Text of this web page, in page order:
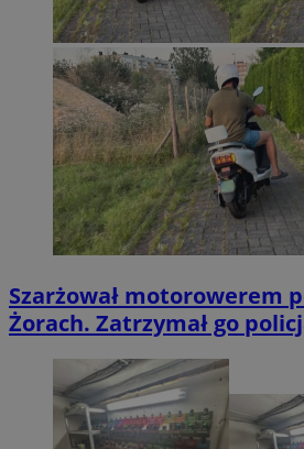
Szarżował motorowerem
Żorach. Zatrzymał go